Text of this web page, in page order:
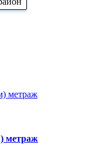
метраж